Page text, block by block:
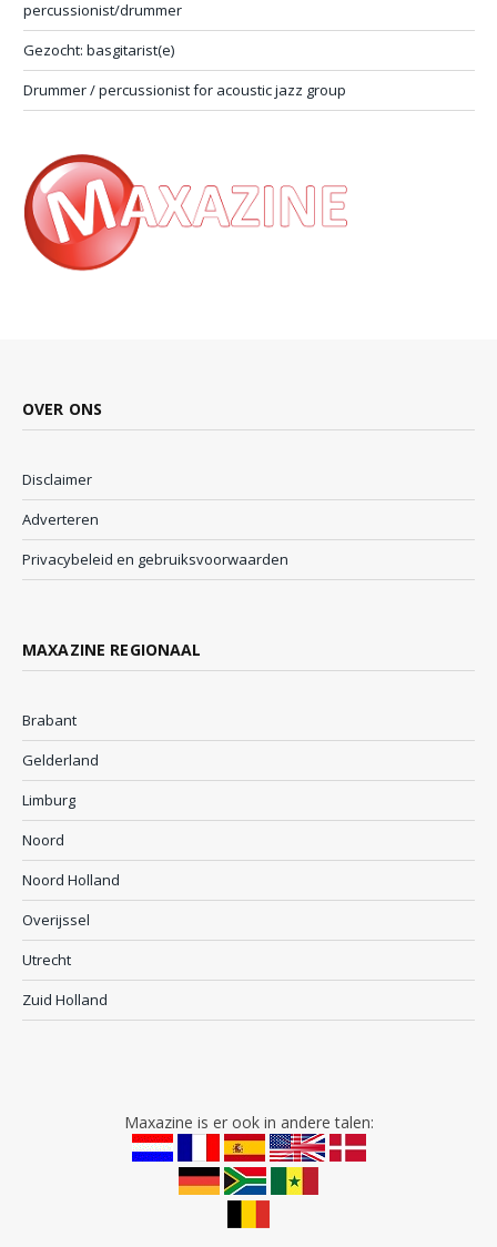
percussionist/drummer
Gezocht: basgitarist(e)
Drummer / percussionist for acoustic jazz group
OVER ONS
Disclaimer
Adverteren
Privacybeleid en gebruiksvoorwaarden
MAXAZINE REGIONAAL
Brabant
Gelderland
Limburg
Noord
Noord Holland
Overijssel
Utrecht
Zuid Holland
Maxazine is er ook in andere talen: